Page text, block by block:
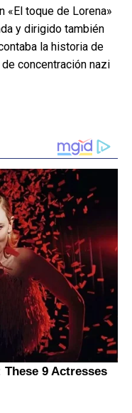
«El toque de Lorena»
y dirigido también
la historia de
concentración nazi